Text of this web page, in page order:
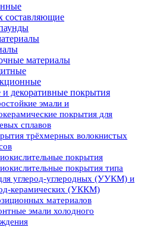
составляющие
материалы
декоративные покрытия
эмали и
покрытия для
сплавов
трёхмерных волокнистых
покрытия
покрытия типа
углерод-углеродных (УУКМ) и
керамических (УККМ)
материалов
эмали холодного